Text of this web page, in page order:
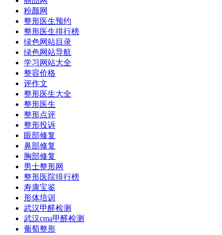
粉颜网
整形医生预约
整形医生排行榜
绿色网站目录
绿色网站导航
学习网站大全
整容价格
评作文
整形医生大全
整形医生
整形点评
整形投诉
眼部修复
鼻部修复
胸部修复
男士整形网
整形医院排行榜
寿康宝鉴
形体培训
武汉甲醛检测
武汉cma甲醛检测
葡萄整形